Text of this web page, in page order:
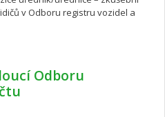
v Odboru registru vozidel a
Odboru